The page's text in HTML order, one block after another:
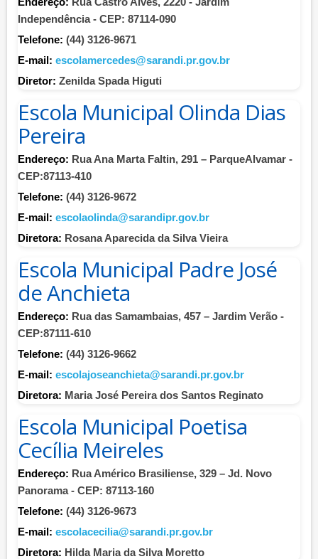
Independência - CEP: 87114-090
Telefone: (44) 3126-9671
E-mail: escolamercedes@sarandi.pr.gov.br
Diretor: Zenilda Spada Higuti
Escola Municipal Olinda Dias
Pereira
Endereço: Rua Ana Marta Faltin, 291 – ParqueAlvamar -
CEP:87113-410
Telefone: (44) 3126-9672
E-mail: escolaolinda@sarandipr.gov.br
Diretora: Rosana Aparecida da Silva Vieira
Escola Municipal Padre José
de Anchieta
Endereço: Rua das Samambaias, 457 – Jardim Verão -
CEP:87111-610
Telefone: (44) 3126-9662
E-mail: escolajoseanchieta@sarandi.pr.gov.br
Diretora: Maria José Pereira dos Santos Reginato
Escola Municipal Poetisa
Cecília Meireles
Endereço: Rua Américo Brasiliense, 329 – Jd. Novo
Panorama - CEP: 87113-160
Telefone: (44) 3126-9673
E-mail: escolacecilia@sarandi.pr.gov.br
Diretora: Hilda Maria da Silva Moretto